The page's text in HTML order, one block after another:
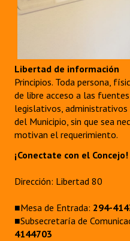
Libertad de información
Principios. Toda persona,
de libre acceso a las
legislativos, administrativos
del Municipio, sin que sea
motivan el requerimiento.
¡Conectate con el Concejo!
Dirección: Libertad 80
■Mesa de Entrada: 294-
■Subsecretaría de
4144703